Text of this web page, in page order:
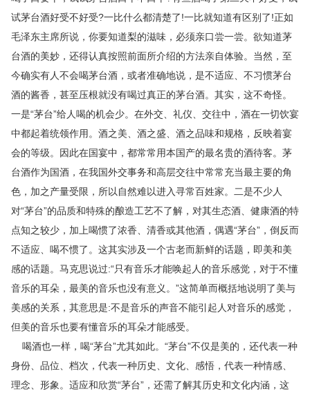
试茅台酒好受不好受?一比什么都清楚了!一比就知道有区别了!正如
毛泽东主席所说，你要知道梨的滋味，必须亲口尝一尝。欲知道茅
台酒的美妙，还得认真按照前面所介绍的方法亲自体验。当然，至
今确实有人不会喝茅台酒，或者准确地说，是不适应、不习惯茅台
酒的酱香，甚至压根就没有喝过真正的茅台酒。其实，这不奇怪。
一是“茅台”给人喝的机会少。在外交、礼仪、交往中，酒在一切饮宴
中都起着统领作用。酒之美、酒之盛、酒之品味和规格，反映着宴
会的等级。因此在国宴中，都常常用本国产的最名贵的酒待客。茅
台酒作为国酒，在我国外交事务和高层交往中常常充当最主要的角
色，加之产量受限，所以自然难以进入寻常百姓家。二是不少人
对“茅台”的品质和特殊的酿造工艺不了解，对其生态酒、健康酒的特
点知之较少，加上喝惯了浓香、清香或其他酒，偶遇“茅台”，倒反而
不适应、喝不惯了。这其实涉及一个古老而新鲜的话题，即美和美
感的话题。马克思说过:“只有音乐才能唤起人的音乐感觉，对于不懂
音乐的耳朵，最美的音乐也没有意义。”这简单而概括地说明了美与
美感的关系，其意思是:不是音乐的声音不能引起人对音乐的感觉，
但美的音乐也要有懂音乐的耳朵才能感受。
喝酒也一样，喝“茅台”尤其如此。“茅台”不仅是美的，还代表一种
身份、品位、档次，代表一种历史、文化、感悟，代表一种情感、
理念、形象。适应和欣赏“茅台”，还需了解其历史和文化内涵，这